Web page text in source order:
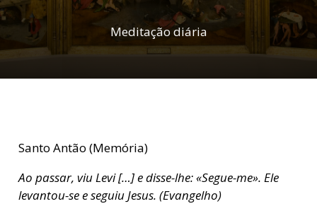
Meditação diária
Santo Antão (Memória)
Ao passar, viu Levi […] e disse-lhe: «Segue-me». Ele
levantou-se e seguiu Jesus. (Evangelho)